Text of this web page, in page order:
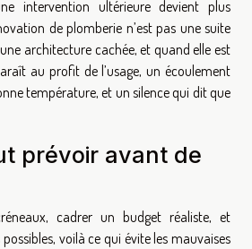
intervention ultérieure devient plus
de plomberie n’est pas une suite
une architecture cachée, et quand elle est
au profit de l’usage, un écoulement
température, et un silence qui dit que
prévoir avant de
cadrer un budget réaliste, et
voilà ce qui évite les mauvaises